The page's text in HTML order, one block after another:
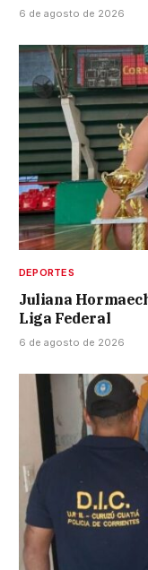
6 de agosto de 2026
DEPORTES
Juliana
Liga Federal
6 de agosto de 2026